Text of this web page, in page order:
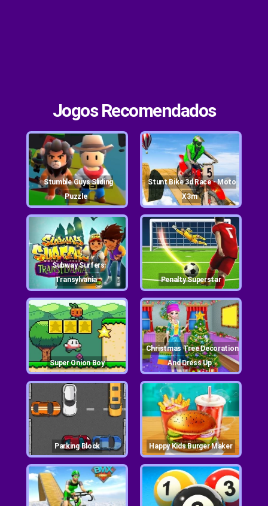
Jogos Recomendados
Stumble Guys Sliding
Puzzle
Stunt Bike 3d Race - Moto
X3m
Subway Surfers
Transylvania
Penalty Superstar
Super Onion Boy
Christmas Tree Decoration
And Dress Up
Parking Block Happy Kids Burger Maker